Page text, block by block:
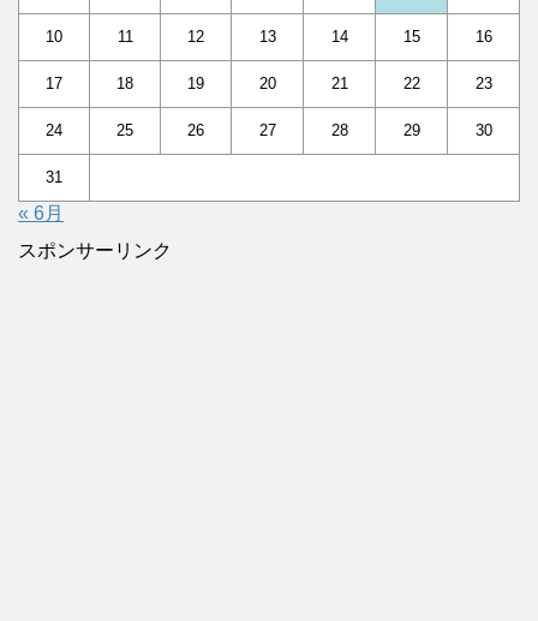
10 11 12 13 14 15 16
17 18 19 20 21 22 23
24 25 26 27 28 29 30
31
« 6月
スポンサーリンク